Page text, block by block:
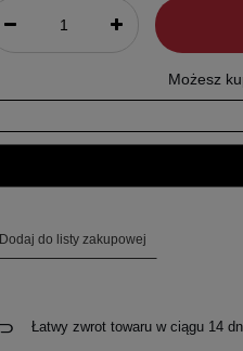
Możesz
Dodaj do listy zakupowej
Łatwy zwrot towaru w ciągu 14